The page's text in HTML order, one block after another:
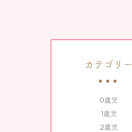
カテゴリー
0歳児
1歳児
2歳児